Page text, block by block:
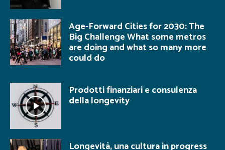
Age-Forward Cities for 2030: The
Big Challenge What some metros
are doing and what so many more
could do
Prodotti finanziari e consulenza
della longevity
Longevità, una cultura in progress